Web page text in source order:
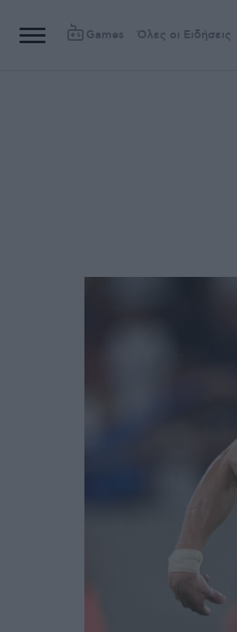
Games Όλες οι Ειδήσεις